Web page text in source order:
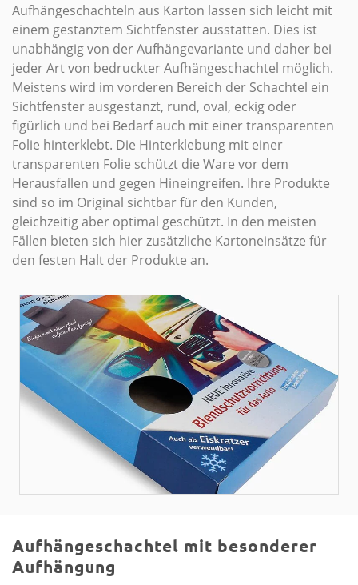
Aufhängeschachteln aus Karton lassen sich leicht mit
einem gestanztem Sichtfenster ausstatten. Dies ist
unabhängig von der Aufhängevariante und daher bei
jeder Art von bedruckter Aufhängeschachtel möglich.
Meistens wird im vorderen Bereich der Schachtel ein
Sichtfenster ausgestanzt, rund, oval, eckig oder
figürlich und bei Bedarf auch mit einer transparenten
Folie hinterklebt. Die Hinterklebung mit einer
transparenten Folie schützt die Ware vor dem
Herausfallen und gegen Hineingreifen. Ihre Produkte
sind so im Original sichtbar für den Kunden,
gleichzeitig aber optimal geschützt. In den meisten
Fällen bieten sich hier zusätzliche Kartoneinsätze für
den festen Halt der Produkte an.
Aufhängeschachtel mit besonderer
Aufhängung